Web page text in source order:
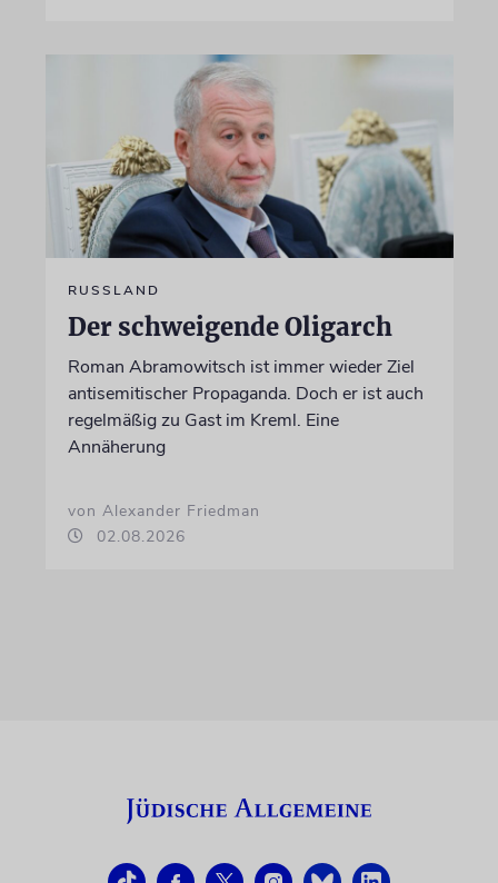
RUSSLAND
Der schweigende Oligarch
Roman Abramowitsch ist immer wieder Ziel
antisemitischer Propaganda. Doch er ist auch
regelmäßig zu Gast im Kreml. Eine
Annäherung
von Alexander Friedman
02.08.2026